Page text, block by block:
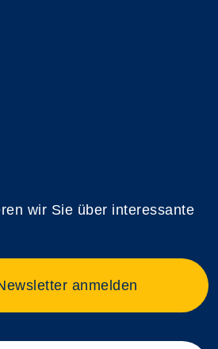
wir Sie über interessante
anmelden